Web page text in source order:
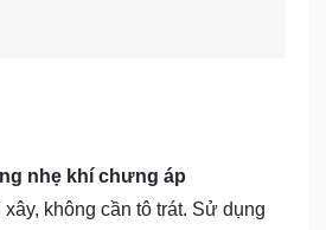
nhẹ khí chưng áp
xây, không cần tô trát. Sử dụng